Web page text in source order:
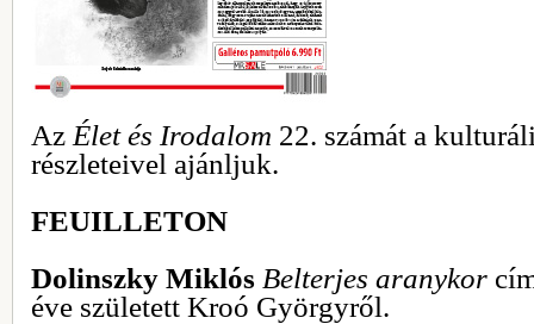
Az Élet és Irodalom 22. számát a
részleteivel ajánljuk.
FEUILLETON
Dolinszky Miklós Belterjes aranykor
éve született Kroó Györgyről.